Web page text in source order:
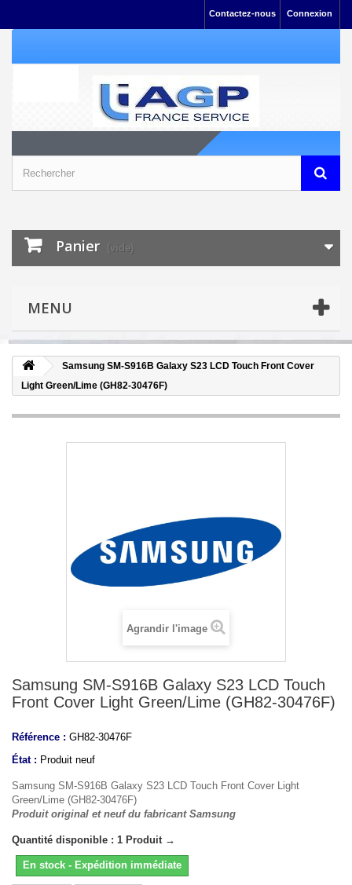
Connexion
Contactez-nous
Panier (vide)
MENU
Samsung SM-S916B Galaxy S23 LCD Touch Front Cover
Light Green/Lime (GH82-30476F)
Agrandir l'image
Samsung SM-S916B Galaxy S23 LCD Touch
Front Cover Light Green/Lime (GH82-30476F)
Référence : GH82-30476F
État : Produit neuf
Samsung SM-S916B Galaxy S23 LCD Touch Front Cover Light
Green/Lime (GH82-30476F)
Produit original et neuf du fabricant Samsung
Quantité disponible : 1 Produit →
En stock - Expédition immédiate